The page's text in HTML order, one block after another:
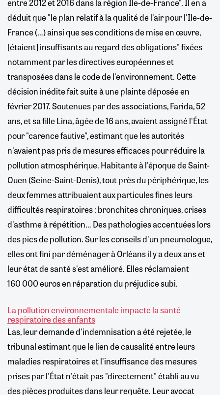
entre 2012 et 2016 dans la région Île-de-France". Il en a
déduit que "le plan relatif à la qualité de l'air pour l'Ile-de-
France (…) ainsi que ses conditions de mise en œuvre,
[étaient] insuffisants au regard des obligations" fixées
notamment par les directives européennes et
transposées dans le code de l'environnement. Cette
décision inédite fait suite à une plainte déposée en
février 2017. Soutenues par des associations, Farida, 52
ans, et sa fille Lina, âgée de 16 ans, avaient assigné l'État
pour "carence fautive", estimant que les autorités
n'avaient pas pris de mesures efficaces pour réduire la
pollution atmosphérique. Habitante à l'époque de Saint-
Ouen (Seine-Saint-Denis), tout près du périphérique, les
deux femmes attribuaient aux particules fines leurs
difficultés respiratoires : bronchites chroniques, crises
d'asthme à répétition… Des pathologies accentuées lors
des pics de pollution. Sur les conseils d'un pneumologue,
elles ont fini par déménager à Orléans il y a deux ans et
leur état de santé s'est amélioré. Elles réclamaient
160 000 euros en réparation du préjudice subi.
La pollution environnementale impacte la santé
respiratoire des enfants
Las, leur demande d'indemnisation a été rejetée, le
tribunal estimant que le lien de causalité entre leurs
maladies respiratoires et l'insuffisance des mesures
prises par l'État n'était pas "directement" établi au vu
des pièces produites dans leur requête. Leur avocat